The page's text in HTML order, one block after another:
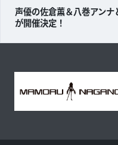
声優の佐倉薫＆八巻アン
が開催決定！